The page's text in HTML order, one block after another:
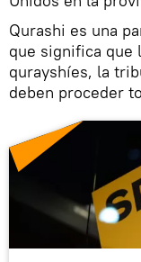
Qurashi es una
que significa que
qurayshíes, la
deben proceder